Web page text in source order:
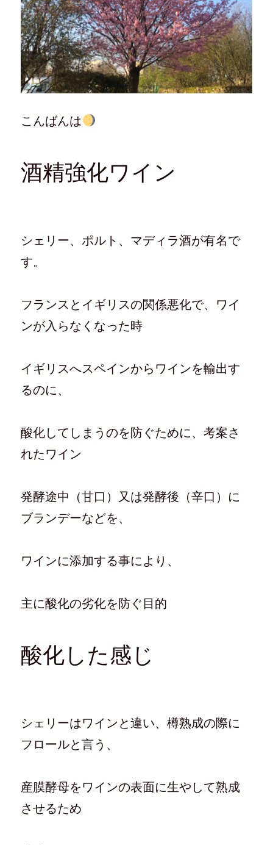
こんばんは
酒精強化ワイン
シェリー、ポルト、マディラ酒が有名で
す。
フランスとイギリスの関係悪化で、ワイ
ンが入らなくなった時
イギリスへスペインからワインを輸出す
るのに、
酸化してしまうのを防ぐために、考案さ
れたワイン
発酵途中（甘口）又は発酵後（辛口）に
ブランデーなどを、
ワインに添加する事により、
主に酸化の劣化を防ぐ目的
酸化した感じ
シェリーはワインと違い、樽熟成の際に
フロールと言う、
産膜酵母をワインの表面に生やして熟成
させるため